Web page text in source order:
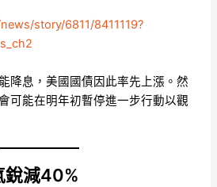
story/6811/8411119?
降息，美國國債因此率先上漲。然
可能在明年初暫停進一步行動以觀
銳減40%